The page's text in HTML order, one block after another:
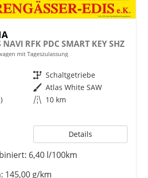
RFK PDC SMART KEY SHZ
mit Tageszulassung
Getriebe Schaltgetriebe
Außenfarbe Atlas White SAW
Kilometerstand 10 km
Details
6,40 l/100km
145,00 g/km